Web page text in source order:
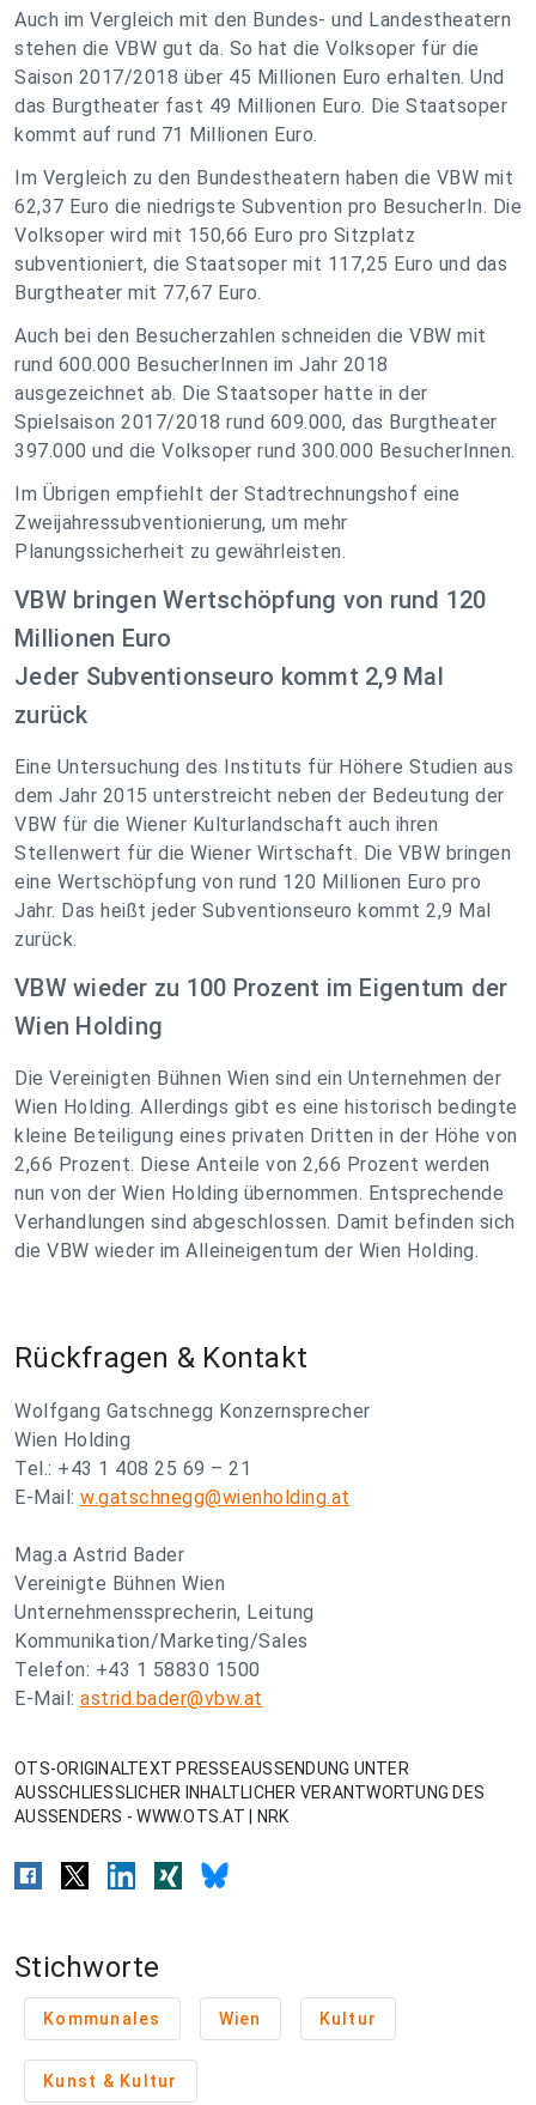
Auch im Vergleich mit den Bundes- und Landestheatern
stehen die VBW gut da. So hat die Volksoper für die
Saison 2017/2018 über 45 Millionen Euro erhalten. Und
das Burgtheater fast 49 Millionen Euro. Die Staatsoper
kommt auf rund 71 Millionen Euro.
Im Vergleich zu den Bundestheatern haben die VBW mit
62,37 Euro die niedrigste Subvention pro BesucherIn. Die
Volksoper wird mit 150,66 Euro pro Sitzplatz
subventioniert, die Staatsoper mit 117,25 Euro und das
Burgtheater mit 77,67 Euro.
Auch bei den Besucherzahlen schneiden die VBW mit
rund 600.000 BesucherInnen im Jahr 2018
ausgezeichnet ab. Die Staatsoper hatte in der
Spielsaison 2017/2018 rund 609.000, das Burgtheater
397.000 und die Volksoper rund 300.000 BesucherInnen.
Im Übrigen empfiehlt der Stadtrechnungshof eine
Zweijahressubventionierung, um mehr
Planungssicherheit zu gewährleisten.
VBW bringen Wertschöpfung von rund 120
Millionen Euro
Jeder Subventionseuro kommt 2,9 Mal
zurück
Eine Untersuchung des Instituts für Höhere Studien aus
dem Jahr 2015 unterstreicht neben der Bedeutung der
VBW für die Wiener Kulturlandschaft auch ihren
Stellenwert für die Wiener Wirtschaft. Die VBW bringen
eine Wertschöpfung von rund 120 Millionen Euro pro
Jahr. Das heißt jeder Subventionseuro kommt 2,9 Mal
zurück.
VBW wieder zu 100 Prozent im Eigentum der
Wien Holding
Die Vereinigten Bühnen Wien sind ein Unternehmen der
Wien Holding. Allerdings gibt es eine historisch bedingte
kleine Beteiligung eines privaten Dritten in der Höhe von
2,66 Prozent. Diese Anteile von 2,66 Prozent werden
nun von der Wien Holding übernommen. Entsprechende
Verhandlungen sind abgeschlossen. Damit befinden sich
die VBW wieder im Alleineigentum der Wien Holding.
Rückfragen & Kontakt
Wolfgang Gatschnegg Konzernsprecher
Wien Holding
Tel.: +43 1 408 25 69 – 21
E-Mail: w.gatschnegg@wienholding.at
Mag.a Astrid Bader
Vereinigte Bühnen Wien
Unternehmenssprecherin, Leitung
Kommunikation/Marketing/Sales
Telefon: +43 1 58830 1500
E-Mail: astrid.bader@vbw.at
OTS-ORIGINALTEXT PRESSEAUSSENDUNG UNTER
AUSSCHLIESSLICHER INHALTLICHER VERANTWORTUNG DES
AUSSENDERS - WWW.OTS.AT | NRK
Stichworte
Kommunales Wien Kultur
Kunst & Kultur